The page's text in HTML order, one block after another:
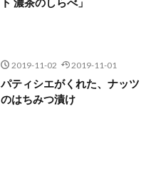
2019-11-02 2019-11-01
パティシエがくれた、ナッツ
のはちみつ漬け